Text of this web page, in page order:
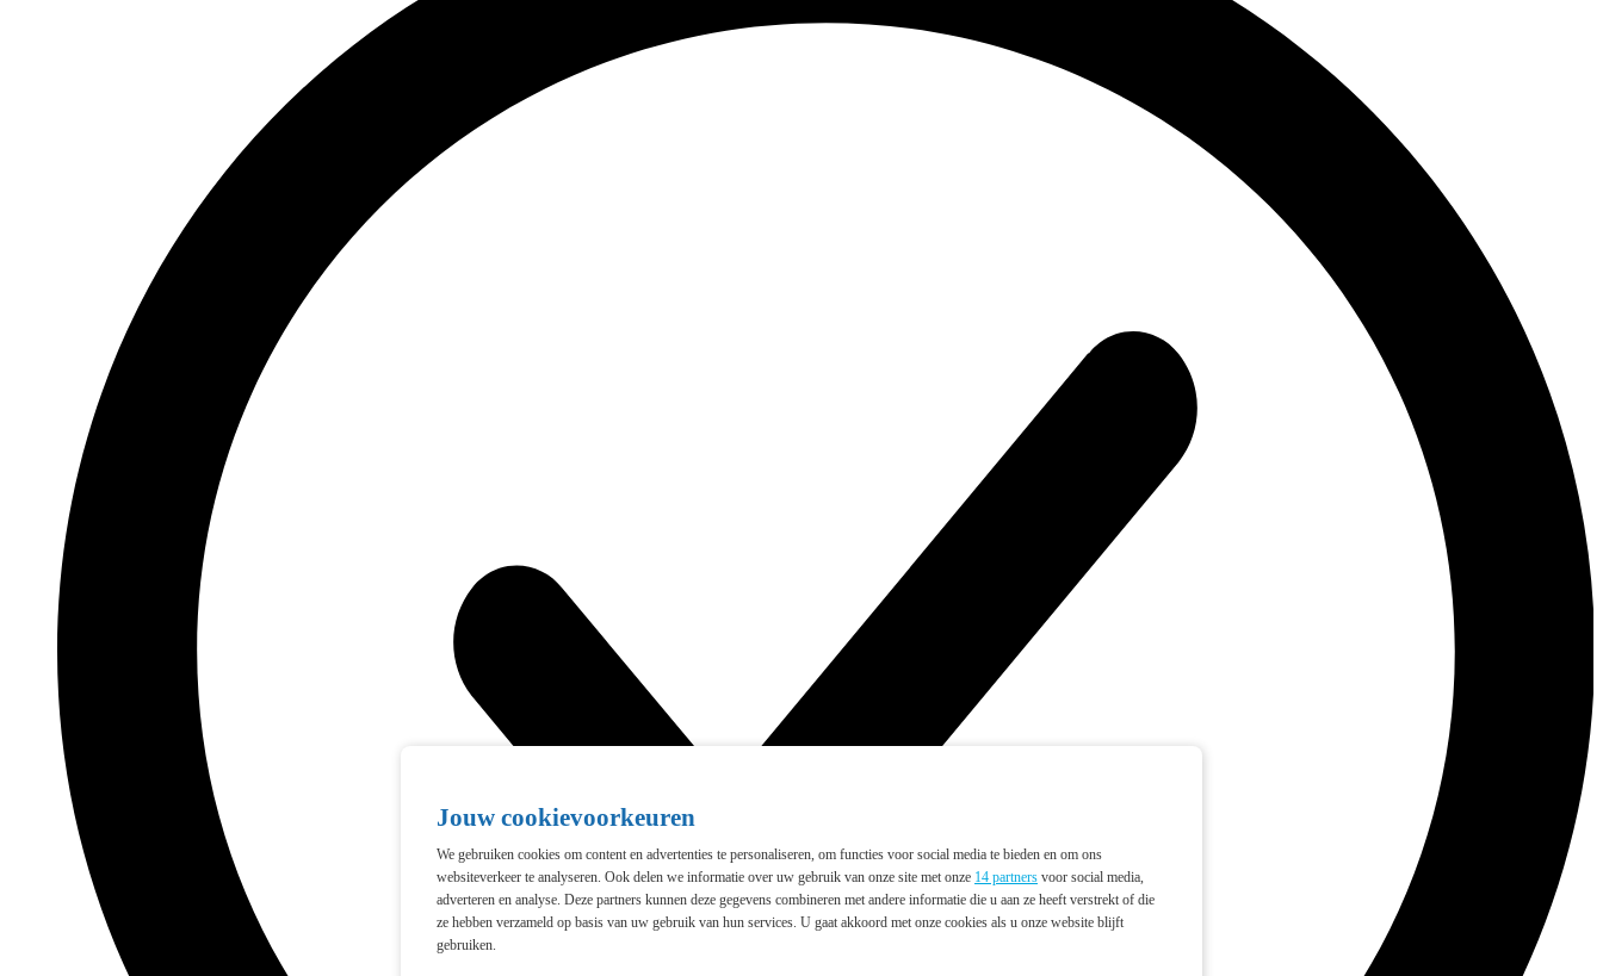
Jouw cookievoorkeuren
We gebruiken cookies om content en advertenties te personaliseren, om functies voor social media te bieden en om ons
websiteverkeer te analyseren. Ook delen we informatie over uw gebruik van onze site met onze 14 partners voor social media,
adverteren en analyse. Deze partners kunnen deze gegevens combineren met andere informatie die u aan ze heeft verstrekt of die
ze hebben verzameld op basis van uw gebruik van hun services. U gaat akkoord met onze cookies als u onze website blijft
gebruiken.